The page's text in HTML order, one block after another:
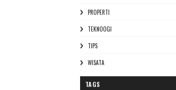
PROPERTI
TEKNOOGI
TIPS
WISATA
TAGS